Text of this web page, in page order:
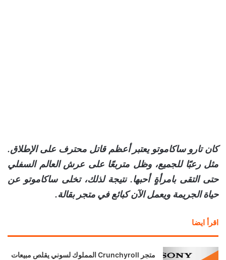
كان تارو ساكاموتو يعتبر أعظم قاتل محترف على الإطلاق.
مثل رعبًا للجميع، وظل متربعًا على عرش العالم السفلي
حتى التقى بامرأةٍ أحبها. نتيجة لذلك، تخلى ساكاموتو عن
حياة الجريمة ويعمل الآن كبائع في متجر بقالة.
اقرأ ايضا
متجر Crunchyroll المملوك لسوني يقلص مبيعات